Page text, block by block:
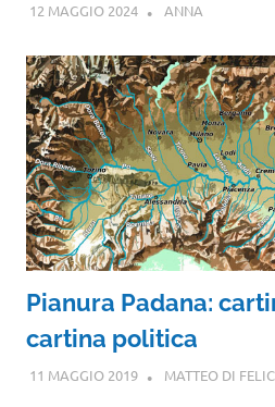
12 MAGGIO 2024 ANNA
Pianura Padana:
cartina politica
11 MAGGIO 2019 MATTEO DI